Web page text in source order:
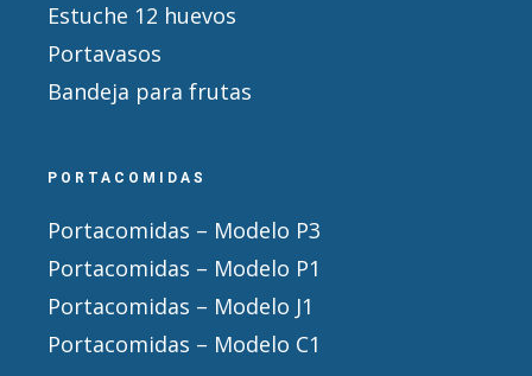
Estuche 12 huevos
Portavasos
Bandeja para frutas
PORTACOMIDAS
Portacomidas – Modelo P3
Portacomidas – Modelo P1
Portacomidas – Modelo J1
Portacomidas – Modelo C1